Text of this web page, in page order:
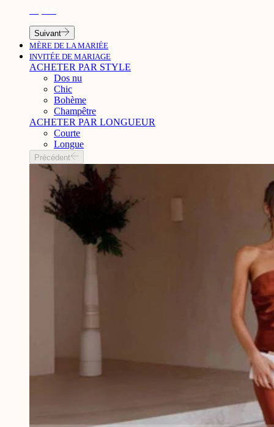
Suivant
MÈRE DE LA MARIÉE
INVITÉE DE MARIAGE
ACHETER PAR STYLE
Dos nu
Chic
Bohème
Champêtre
ACHETER PAR LONGUEUR
Courte
Longue
Précédent